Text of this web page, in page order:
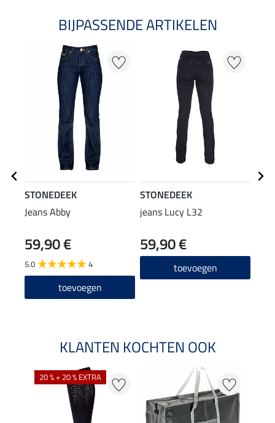
BIJPASSENDE ARTIKELEN
STONEDEEK
Jeans Abby
59,90 €
5.0 4
toevoegen
STONEDEEK
jeans Lucy L32
59,90 €
toevoegen
KLANTEN KOCHTEN OOK
20 % + 20 % EXTRA